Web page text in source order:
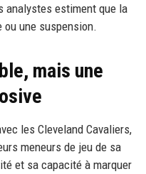
analystes estiment que la
ou une suspension.
mais une
les Cleveland Cavaliers,
meneurs de jeu de sa
et sa capacité à marquer